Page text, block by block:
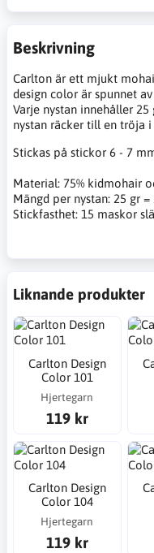
Beskrivning
Carlton är ett mjukt
design color är spunnet
Varje nystan innehåller
nystan räcker till en tröja i
Stickas på stickor 6 - 7
Material: 75% kidmohair
Mängd per nystan: 25 gr =
Stickfasthet: 15 maskor
Liknande produkter
Carlton Design
Color 101
Hjertegarn
119 kr
Carlton Design
Color 104
Hjertegarn
119 kr